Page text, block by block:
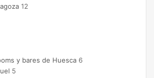
12
y bares de Huesca 6
5